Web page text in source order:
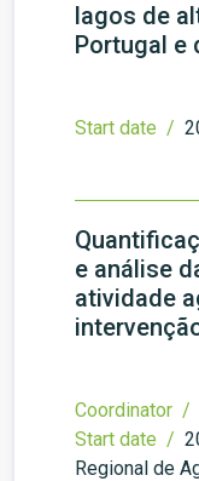
lagos de
Portugal e
Start date /
e análise
atividade
Coordinator /
Start date /
Regional de